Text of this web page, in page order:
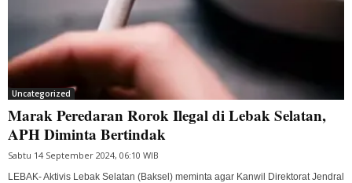
Uncategorized
Marak Peredaran Rorok Ilegal di Lebak Selatan,
APH Diminta Bertindak
Sabtu 14 September 2024, 06:10 WIB
LEBAK- Aktivis Lebak Selatan (Baksel) meminta agar Kanwil Direktorat Jendral